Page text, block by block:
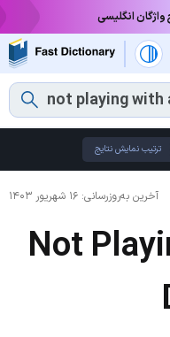
انگلیسی
ترتیب نمایش نتایج
آخرین به‌روزرسانی: ۱۶ شهریور ۱۴۰۳
Not